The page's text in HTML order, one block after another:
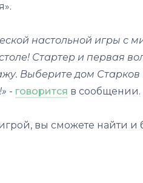
настольной игры с
Стартер и первая
Выберите дом
- говорится в сообщении.
вы сможете найти и